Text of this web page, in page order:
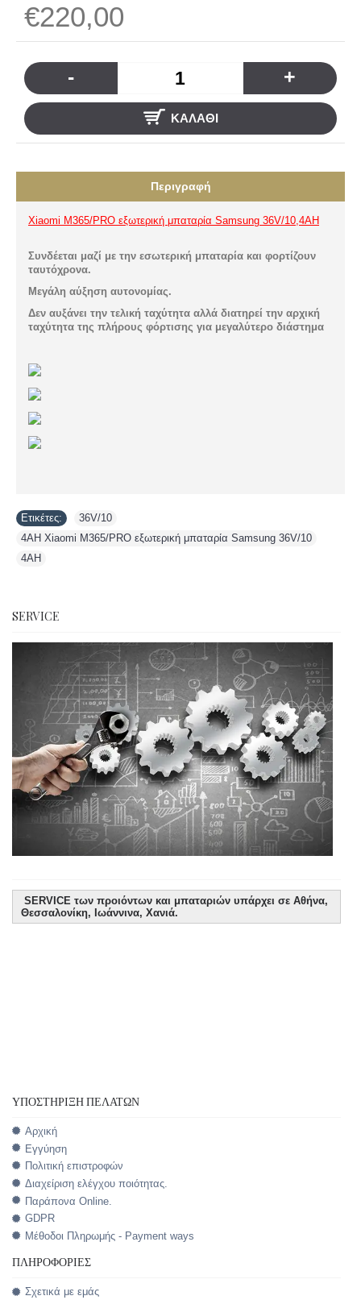
€220,00
- +
ΚΑΛΆΘΙ
Περιγραφή
Xiaomi M365/PRO εξωτερική μπαταρία Samsung 36V/10,4AH
Συνδέεται μαζί με την εσωτερική μπαταρία και φορτίζουν
ταυτόχρονα.
Μεγάλη αύξηση αυτονομίας.
Δεν αυξάνει την τελική ταχύτητα αλλά διατηρεί την αρχική
ταχύτητα της πλήρους φόρτισης για μεγαλύτερο διάστημα
Ετικέτες: 36V/10
4AH Xiaomi M365/PRO εξωτερική μπαταρία Samsung 36V/10
4AH
SERVICE
SERVICE των προιόντων και μπαταριών υπάρχει σε Αθήνα,
Θεσσαλονίκη, Ιωάννινα, Χανιά.
ΥΠΟΣΤΉΡΙΞΗ ΠΕΛΑΤΏΝ
Αρχική
Εγγύηση
Πολιτική επιστροφών
Διαχείριση ελέγχου ποιότητας.
Παράπονα Online.
GDPR
Μέθοδοι Πληρωμής - Payment ways
ΠΛΗΡΟΦΟΡΊΕΣ
Σχετικά με εμάς